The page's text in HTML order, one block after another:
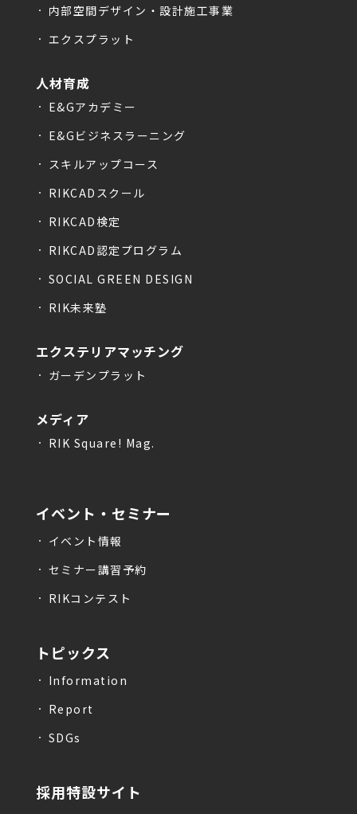
内部空間デザイン・設計施工事業
エクスプラット
人材育成
E&Gアカデミー
E&Gビジネスラーニング
スキルアップコース
RIKCADスクール
RIKCAD検定
RIKCAD認定プログラム
SOCIAL GREEN DESIGN
RIK未来塾
エクステリアマッチング
ガーデンプラット
メディア
RIK Square! Mag.
イベント・セミナー
イベント情報
セミナー講習予約
RIKコンテスト
トピックス
Information
Report
SDGs
採用特設サイト